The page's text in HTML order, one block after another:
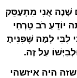
שָׁנָה אֲנִי מִתְעַסֵּק
יוֹדֵעַ רֹב טָרְחִי
לִבִּי לְמַה שֶּׁפִּנִּיתָ
עַל זֶה.
היה איזשהי